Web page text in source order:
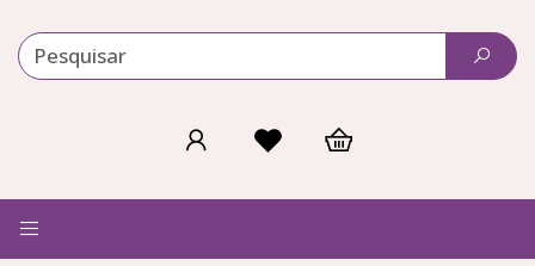
Alternar
navegação